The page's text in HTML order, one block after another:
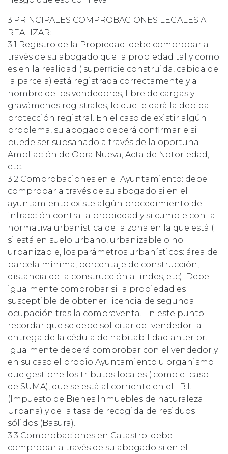
3.PRINCIPALES COMPROBACIONES LEGALES A
REALIZAR:
3.1 Registro de la Propiedad: debe comprobar a
través de su abogado que la propiedad tal y como
es en la realidad ( superficie construida, cabida de
la parcela) está registrada correctamente y a
nombre de los vendedores, libre de cargas y
gravámenes registrales, lo que le dará la debida
protección registral. En el caso de existir algún
problema, su abogado deberá confirmarle si
puede ser subsanado a través de la oportuna
Ampliación de Obra Nueva, Acta de Notoriedad,
etc.
3.2 Comprobaciones en el Ayuntamiento: debe
comprobar a través de su abogado si en el
ayuntamiento existe algún procedimiento de
infracción contra la propiedad y si cumple con la
normativa urbanística de la zona en la que está (
si está en suelo urbano, urbanizable o no
urbanizable, los parámetros urbanísticos: área de
parcela mínima, porcentaje de construcción,
distancia de la construcción a lindes, etc). Debe
igualmente comprobar si la propiedad es
susceptible de obtener licencia de segunda
ocupación tras la compraventa. En este punto
recordar que se debe solicitar del vendedor la
entrega de la cédula de habitabilidad anterior.
Igualmente deberá comprobar con el vendedor y
en su caso el propio Ayuntamiento u organismo
que gestione los tributos locales ( como el caso
de SUMA), que se está al corriente en el I.B.I.
(Impuesto de Bienes Inmuebles de naturaleza
Urbana) y de la tasa de recogida de residuos
sólidos (Basura).
3.3 Comprobaciones en Catastro: debe
comprobar a través de su abogado si en el